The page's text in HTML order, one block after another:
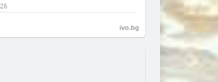
ivo.bg